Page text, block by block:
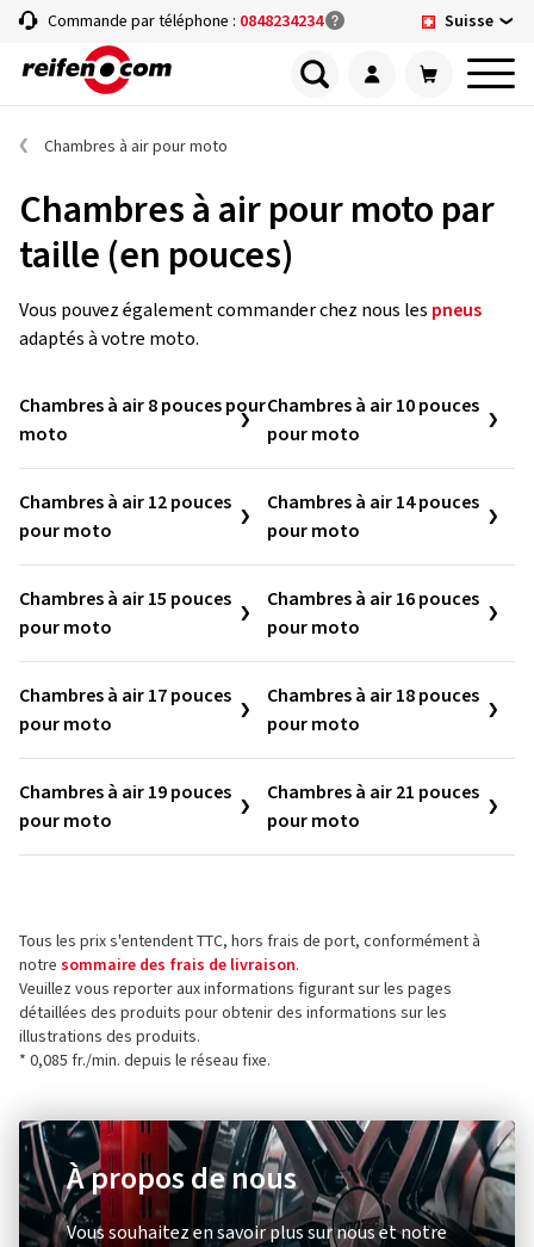
Commande par téléphone : 0848234234 Suisse
Chambres à air pour moto
Chambres à air pour moto par
taille (en pouces)
Vous pouvez également commander chez nous les pneus
adaptés à votre moto.
Chambres à air 8 pouces pour
moto
Chambres à air 10 pouces
pour moto
Chambres à air 12 pouces
pour moto
Chambres à air 14 pouces
pour moto
Chambres à air 15 pouces
pour moto
Chambres à air 16 pouces
pour moto
Chambres à air 17 pouces
pour moto
Chambres à air 18 pouces
pour moto
Chambres à air 19 pouces
pour moto
Chambres à air 21 pouces
pour moto
Tous les prix s'entendent TTC, hors frais de port, conformément à
notre sommaire des frais de livraison.
Veuillez vous reporter aux informations figurant sur les pages
détaillées des produits pour obtenir des informations sur les
illustrations des produits.
* 0,085 fr./min. depuis le réseau fixe.
À propos de nous
Vous souhaitez en savoir plus sur nous et notre